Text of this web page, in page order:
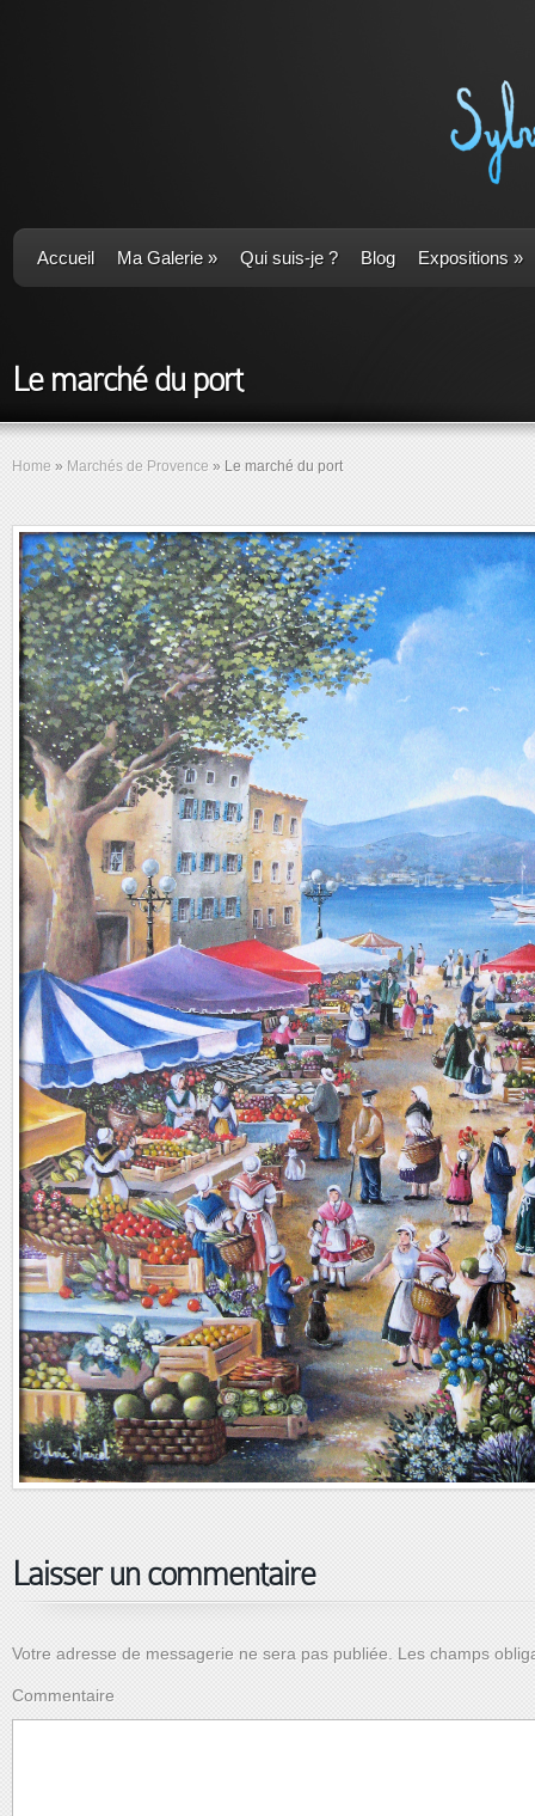
Accueil Ma Galerie» Qui suis-je ? Blog Expositions »
Le marché du port
Home » Marchés de Provence » Le marché du port
Laisser un commentaire
Votre adresse de messagerie ne sera pas publiée. Les champs
Commentaire